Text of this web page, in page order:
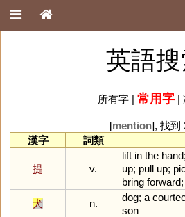
英語
所有字| 常用字|
[mention], 找到
漢字
詞類
提 v.
lift in the hand;
up; pull up;
bring forward;
犬
n.
dog; a
son